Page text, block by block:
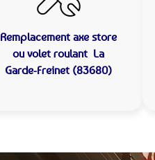
Remplacement axe store
ou volet roulant La
Garde-Freinet (83680)